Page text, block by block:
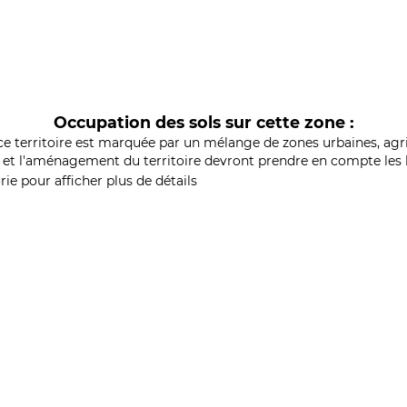
Occupation des sols sur cette zone :
territoire est marquée par un mélange de zones urbaines,
l'aménagement du territoire devront prendre en compte les
pour afficher plus de détails